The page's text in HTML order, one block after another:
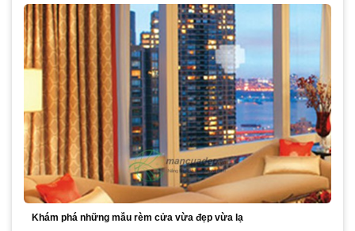
Khám phá những mẫu rèm cửa vừa đẹp vừa lạ